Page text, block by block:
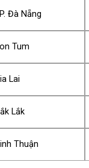
Đà Nẵng
Tum
Lai
Lắk
Thuận